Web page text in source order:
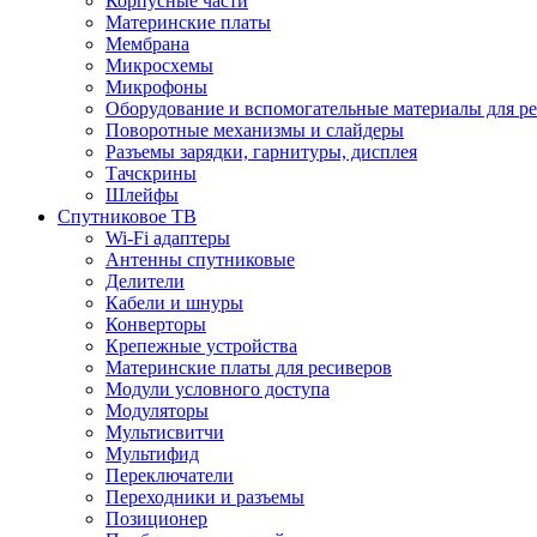
Материнские платы
Мембрана
Микросхемы
Микрофоны
Оборудование и вспомогательные материалы для
Поворотные механизмы и слайдеры
Разъемы зарядки, гарнитуры, дисплея
Тачскрины
Шлейфы
Спутниковое ТВ
Wi-Fi адаптеры
Антенны спутниковые
Делители
Кабели и шнуры
Конверторы
Крепежные устройства
Материнские платы для ресиверов
Модули условного доступа
Модуляторы
Мультисвитчи
Мультифид
Переключатели
Переходники и разъемы
Позиционер